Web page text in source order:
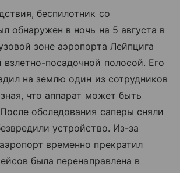
беспилотник со
обнаружен в ночь на 5 августа в
зоне аэропорта Лейпцига
посадочной полосой. Его
на землю один из сотрудников
что аппарат может быть
обследования саперы сняли
устройство. Из-за
временно прекратил
была перенаправлена в